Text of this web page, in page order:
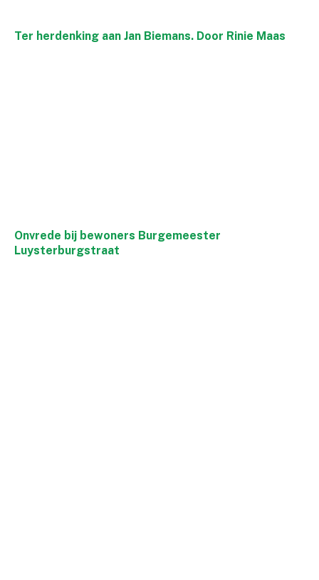
Ter herdenking aan Jan Biemans. Door Rinie Maas
Onvrede bij bewoners Burgemeester
Luysterburgstraat